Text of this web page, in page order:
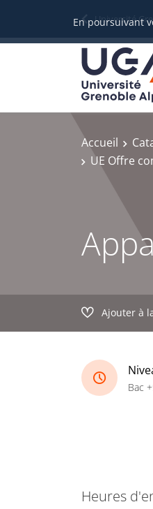
En poursuivant
Université
Accueil
UE Offre
Ajouter à
Bac
Heures